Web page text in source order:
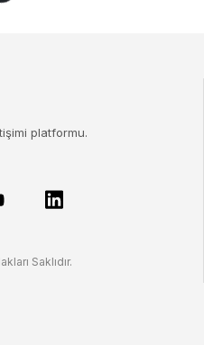
platformu.
Saklıdır.